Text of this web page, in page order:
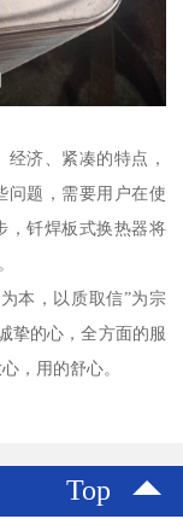
济、紧凑的特点，
问题，需要用户在使
，钎焊板式换热器将
本，以质取信”为宗
挚的心，全方面的服
，用的舒心。
Top